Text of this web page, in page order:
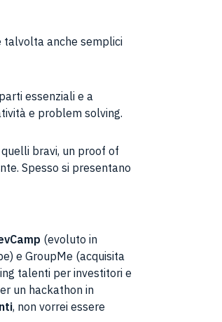
talvolta anche semplici
essenziali e a
e problem solving.
bravi, un proof of
Spesso si presentano
(evoluto in
e GroupMe (acquisita
talenti per investitori e
un hackathon in
, non vorrei essere